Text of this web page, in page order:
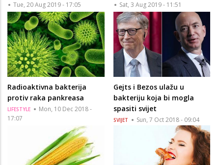
Tue, 20 Aug 2019 - 17:05 Sat, 3 Aug 2019 - 11:51
Radioaktivna bakterija
protiv raka pankreasa
LIFESTYLE
Mon, 10 Dec 2018 -
17:07
Gejts i Bezos ulažu u
bakteriju koja bi mogla
spasiti svijet
SVIJET Sun, 7 Oct 2018 - 09:04